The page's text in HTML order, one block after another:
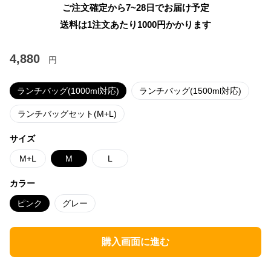
ご注文確定から7~28日でお届け予定
送料は1注文あたり 1000円かかります
4,880 円
ランチバッグ(1000ml対応) ランチバッグ(1500ml対応)
ランチバッグセット(M+L)
サイズ
M+L M L
カラー
ピンク グレー
購入画面に進む